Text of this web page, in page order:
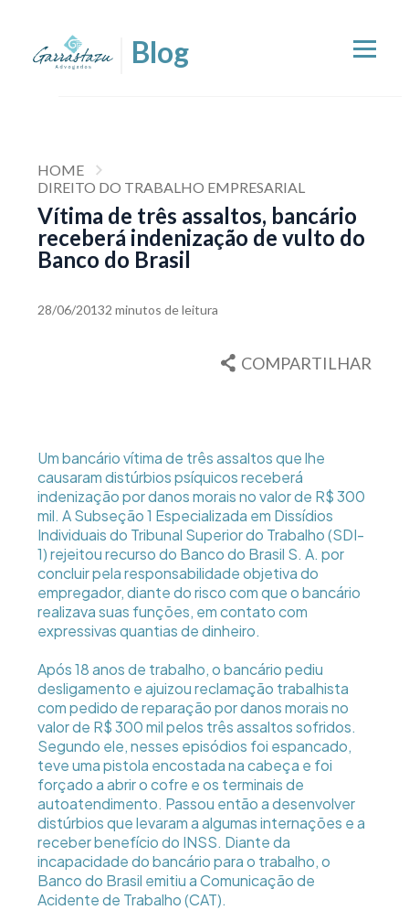
HOME
DIREITO DO TRABALHO EMPRESARIAL
Vítima de três assaltos, bancário
receberá indenização de vulto do
Banco do Brasil
28/06/20132 minutos de leitura
COMPARTILHAR
Um bancário vítima de três assaltos que lhe
causaram distúrbios psíquicos receberá
indenização por danos morais no valor de R$ 300
mil. A Subseção 1 Especializada em Dissídios
Individuais do Tribunal Superior do Trabalho (SDI-
1) rejeitou recurso do Banco do Brasil S. A. por
concluir pela responsabilidade objetiva do
empregador, diante do risco com que o bancário
realizava suas funções, em contato com
expressivas quantias de dinheiro.
Após 18 anos de trabalho, o bancário pediu
desligamento e ajuizou reclamação trabalhista
com pedido de reparação por danos morais no
valor de R$ 300 mil pelos três assaltos sofridos.
Segundo ele, nesses episódios foi espancado,
teve uma pistola encostada na cabeça e foi
forçado a abrir o cofre e os terminais de
autoatendimento. Passou então a desenvolver
distúrbios que levaram a algumas internações e a
receber benefício do INSS. Diante da
incapacidade do bancário para o trabalho, o
Banco do Brasil emitiu a Comunicação de
Acidente de Trabalho (CAT).